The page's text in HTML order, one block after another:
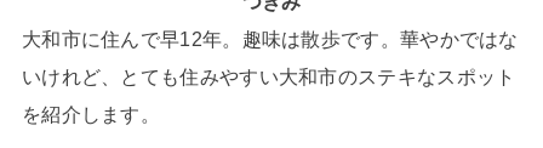
大和市に住んで早12年。趣味は散歩です。華やかではな
いけれど、とても住みやすい大和市のステキなスポット
を紹介します。